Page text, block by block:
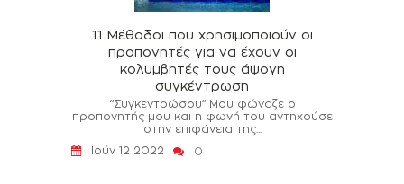
11 Μέθοδοι που χρησιμοποιούν οι
προπονητές για να έχουν οι
κολυμβητές τους άψογη
συγκέντρωση
‘’Συγκεντρώσου’’ Μου φώναζε ο
προπονητής μου και η φωνή του αντηχούσε
στην επιφάνεια της...
Ιούν 12 2022
0